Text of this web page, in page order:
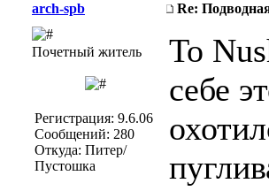
arch-spb Re:
Почетный житель
Регистрация: 9.6.06
Сообщений: 280
Откуда: Питер/
Пустошка
To
себе